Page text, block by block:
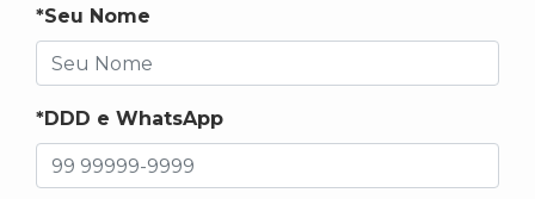
*Seu Nome
*DDD e WhatsApp